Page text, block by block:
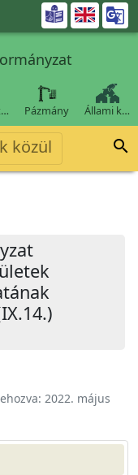

Pázmány Állami k…
közül 
2022. május